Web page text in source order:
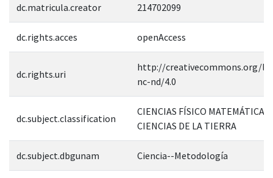
dc.matricula.creator 214702099
dc.rights.acces openAccess
dc.rights.uri
http://creativecommons.org/
nc-nd/4.0
dc.subject.classification
CIENCIAS FÍSICO MATEMÁTICAS
CIENCIAS DE LA TIERRA
dc.subject.dbgunam Ciencia--Metodología